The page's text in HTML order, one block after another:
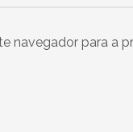
navegador para a